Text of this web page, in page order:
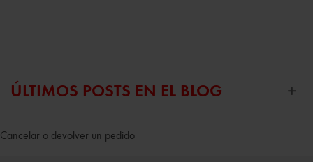
ÚLTIMOS POSTS EN EL BLOG
Cancelar o devolver un pedido